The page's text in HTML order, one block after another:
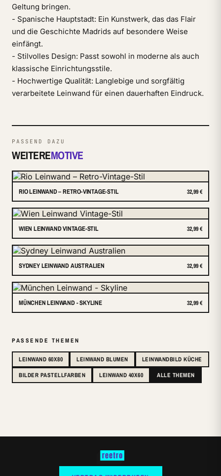
Geltung bringen.
- Spanische Hauptstadt: Ein Kunstwerk, das das Flair
und die Geschichte Madrids auf besondere Weise
einfängt.
- Stilvolles Design: Passt sowohl in moderne als auch
klassische Einrichtungsstile.
- Hochwertige Qualität: Langlebige und sorgfältig
verarbeitete Leinwand für einen dauerhaften Eindruck.
PASSEND DAZU
WEITEREMOTIVE
RIO LEINWAND – RETRO-VINTAGE-STIL 32,99 €
WIEN LEINWAND VINTAGE-STIL 32,99 €
SYDNEY LEINWAND AUSTRALIEN 32,99 €
MÜNCHEN LEINWAND - SKYLINE 32,99 €
PASSENDE THEMEN
LEINWAND 60X80 LEINWAND BLUMEN
LEINWANDBILD KÜCHE
BILDER PASTELLFARBEN
LEINWAND 40X60 ALLE THEMEN